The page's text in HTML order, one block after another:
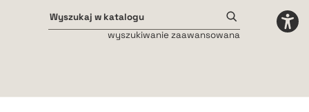
wyszukiwanie zaawansowana